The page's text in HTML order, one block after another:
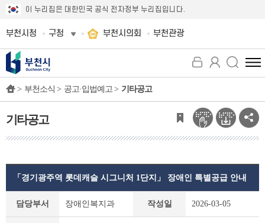
이 누리집은 대한민국 공식 전자정부 누리집입니다.
부천시청 구청 부천시의회 부천관광
전
체
뉴
보
기
> 부천소식 > 공고·입법예고 > 기타공고
기타공고
「경기광주역 롯데캐슬 시그니처 1단지」 장애인 특별공급 안내
담당부서 장애인복지과 작성일 2026-03-05